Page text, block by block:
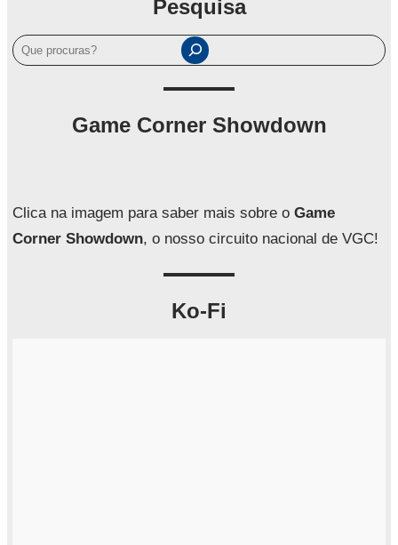
Pesquisa
P
e
a
r
Game Corner Showdown
Clica na imagem para saber mais sobre o Game
Corner Showdown, o nosso circuito nacional de VGC!
Ko-Fi